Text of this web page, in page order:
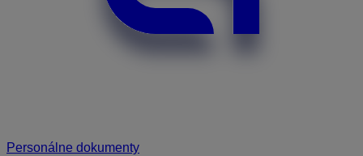
Personálne dokumenty